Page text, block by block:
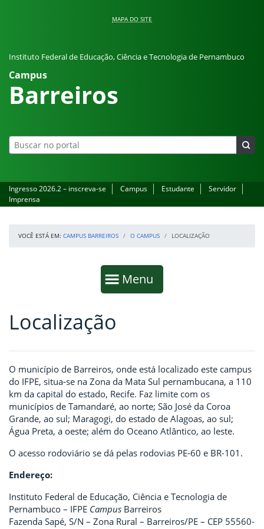
MAPA DO SITE
Instituto Federal de Educação, Ciência e Tecnologia de Pernambuco
Campus
Barreiros
Ingresso 2026.2 – inscreva-se Campus Estudante
Servidor
Imprensa
VOCÊ ESTÁ EM: CAMPUS BARREIROS O CAMPUS LOCALIZAÇÃO
Mostrar
Menu
Fim da navegação
Início do conteúdo
Localização
O município de Barreiros, onde está localizado este campus
do IFPE, situa-se na Zona da Mata Sul pernambucana, a 110
km da capital do estado, Recife. Faz limite com os
municípios de Tamandaré, ao norte; São José da Coroa
Grande, ao sul; Maragogi, do estado de Alagoas, ao sul;
Água Preta, a oeste; além do Oceano Atlântico, ao leste.
O acesso rodoviário se dá pelas rodovias PE-60 e BR-101.
Endereço:
Instituto Federal de Educação, Ciência e Tecnologia de
Pernambuco – IFPE Campus Barreiros
Fazenda Sapé, S/N – Zona Rural – Barreiros/PE – CEP 55560-